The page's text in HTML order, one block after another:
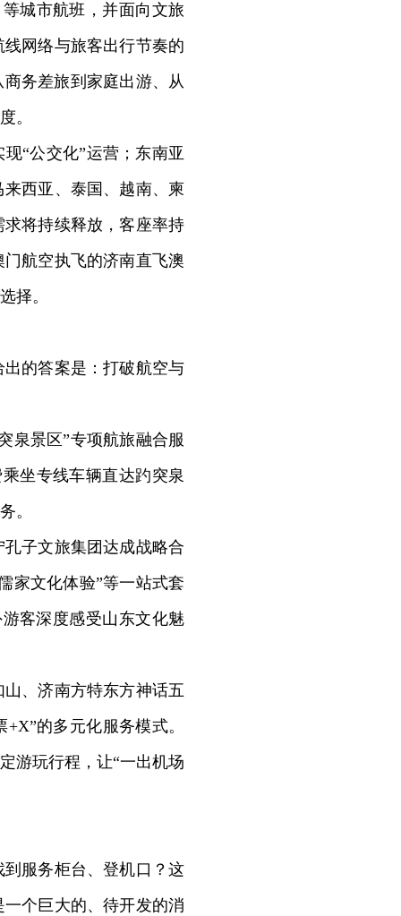
城市航班，并面向文旅
网络与旅客出行节奏的
务差旅到家庭出游、从
。
“公交化”运营；东南亚
西亚、泰国、越南、柬
将持续释放，客座率持
航空执飞的济南直飞澳
择。
的答案是：打破航空与
景区”专项航旅融合服
坐专线车辆直达趵突泉
。
子文旅集团达成战略合
家文化体验”等一站式套
客深度感受山东文化魅
、济南方特东方神话五
的多元化服务模式。
游玩行程，让“一出机场
服务柜台、登机口？这
个巨大的、待开发的消